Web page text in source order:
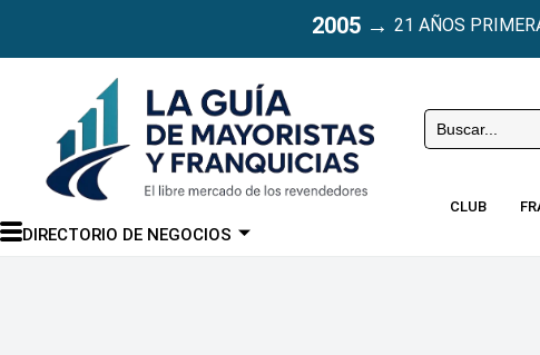
2005→ 21 AÑOS
DIRECTORIO DE NEGOCIOS
Buscar:
CLUB